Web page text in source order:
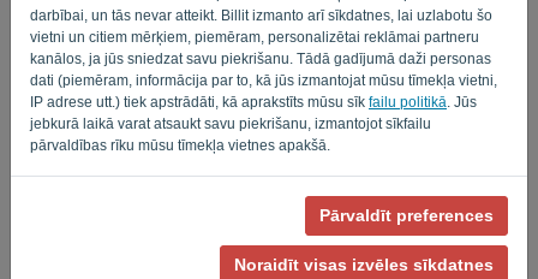
darbībai, un tās nevar atteikt. Billit izmanto arī sīkdatnes, lai uzlabotu šo
vietni un citiem mērķiem, piemēram, personalizētai reklāmai partneru
kanālos, ja jūs sniedzat savu piekrišanu. Tādā gadījumā daži personas
dati (piemēram, informācija par to, kā jūs izmantojat mūsu tīmekļa vietni,
IP adrese utt.) tiek apstrādāti, kā aprakstīts mūsu sīk failu politikā . Jūs
jebkurā laikā varat atsaukt savu piekrišanu, izmantojot sīkfailu
pārvaldības rīku mūsu tīmekļa vietnes apakšā.
Pārvaldīt preferences
Noraidīt visas izvēles sīkdatnes
Atgādināt Aizmirsu paroli?
PIERAKSTĪTIES
Noteikumi un nosacījumi